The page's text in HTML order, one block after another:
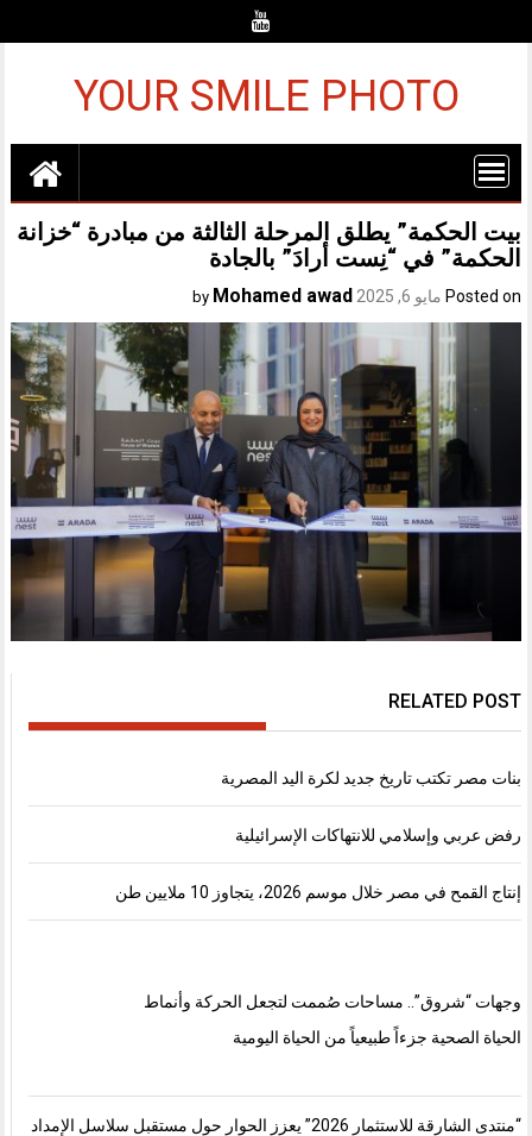
YOUR SMILE PHOTO
بيت الحكمة” يطلق المرحلة الثالثة من مبادرة “خزانة
الحكمة” في “نِست أرادَ” بالجادة
Posted on مايو 6, 2025 Mohamed awad
RELATED POST
بنات مصر تكتب تاريخ جديد لكرة اليد المصرية
رفض عربي وإسلامي للانتهاكات الإسرائيلية
إنتاج القمح في مصر خلال موسم 2026، يتجاوز 10 ملايين طن
وجهات “شروق”.. مساحات صُممت لتجعل الحركة وأنماط
الحياة الصحية جزءاً طبيعياً من الحياة اليومية
“منتدى الشارقة للاستثمار 2026” يعزز الحوار حول مستقبل سلاسل الإمداد